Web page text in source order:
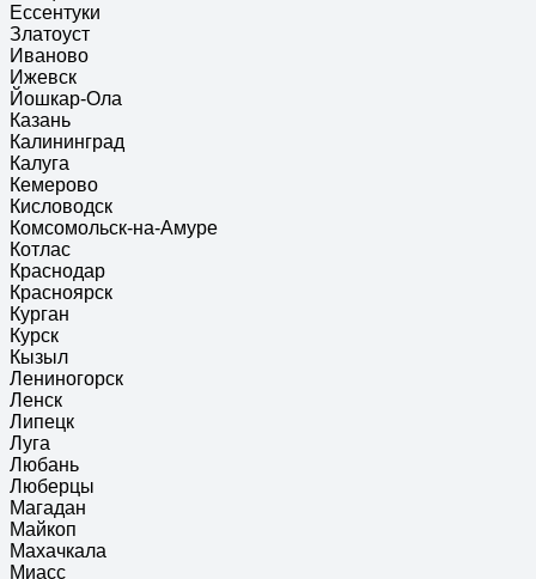
Ессентуки
Златоуст
Иваново
Ижевск
Йошкар-Ола
Казань
Калининград
Калуга
Кемерово
Кисловодск
Комсомольск-на-Амуре
Котлас
Краснодар
Красноярск
Курган
Курск
Кызыл
Лениногорск
Ленск
Липецк
Луга
Любань
Люберцы
Магадан
Майкоп
Махачкала
Миасс